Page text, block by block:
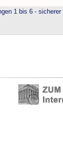
1 bis 6 -